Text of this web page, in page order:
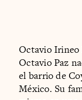
Octavio Irineo
Octavio Paz
el barrio de
México. Su